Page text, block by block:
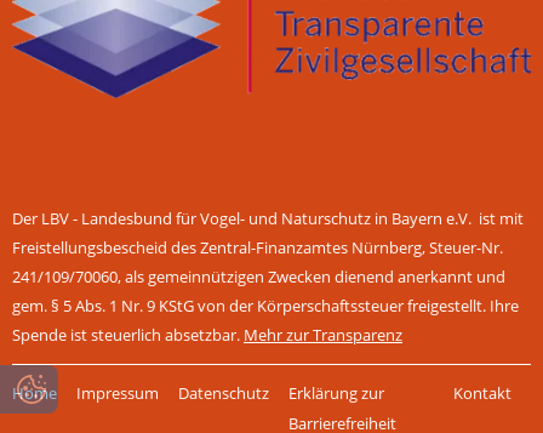
Der LBV - Landesbund für Vogel- und Naturschutz in Bayern e.V. ist mit
Freistellungsbescheid des Zentral-Finanzamtes Nürnberg, Steuer-Nr.
241/109/70060, als gemeinnützigen Zwecken dienend anerkannt und
gem. § 5 Abs. 1 Nr. 9 KStG von der Körperschaftssteuer freigestellt. Ihre
Spende ist steuerlich absetzbar. Mehr zur Transparenz
Navigation
überspringen
Home Impressum Datenschutz
Erklärung zur
Barrierefreiheit
Kontakt